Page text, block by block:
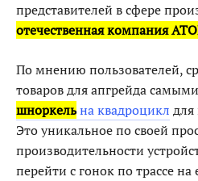
представителей в сфере
отечественная компания
По мнению пользователей,
товаров для апгрейда
шноркельна квадроцикл для
Это уникальное по своей
производительности
перейти с гонок по трассе